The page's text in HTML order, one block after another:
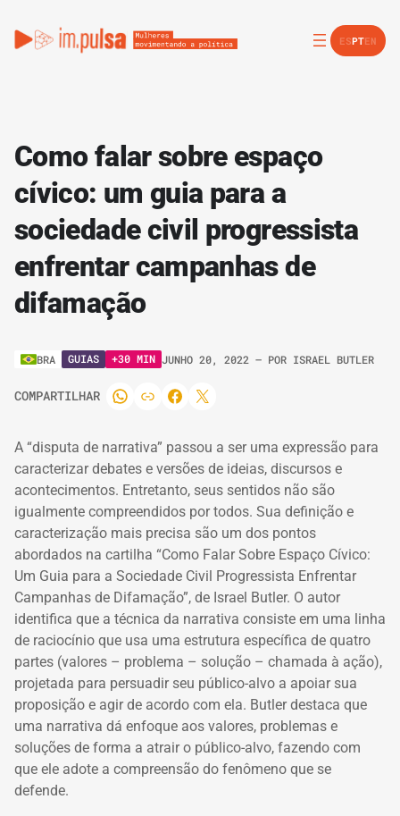
ESPTEN
Como falar sobre espaço
cívico: um guia para a
sociedade civil progressista
enfrentar campanhas de
difamação
BRA GUIAS +30 MIN JUNHO 20, 2022 – POR ISRAEL BUTLER
COMPARTILHAR
A “disputa de narrativa” passou a ser uma expressão para
caracterizar debates e versões de ideias, discursos e
acontecimentos. Entretanto, seus sentidos não são
igualmente compreendidos por todos. Sua definição e
caracterização mais precisa são um dos pontos
abordados na cartilha “Como Falar Sobre Espaço Cívico:
Um Guia para a Sociedade Civil Progressista Enfrentar
Campanhas de Difamação”, de Israel Butler. O autor
identifica que a técnica da narrativa consiste em uma linha
de raciocínio que usa uma estrutura específica de quatro
partes (valores – problema – solução – chamada à ação),
projetada para persuadir seu público-alvo a apoiar sua
proposição e agir de acordo com ela. Butler destaca que
uma narrativa dá enfoque aos valores, problemas e
soluções de forma a atrair o público-alvo, fazendo com
que ele adote a compreensão do fenômeno que se
defende.